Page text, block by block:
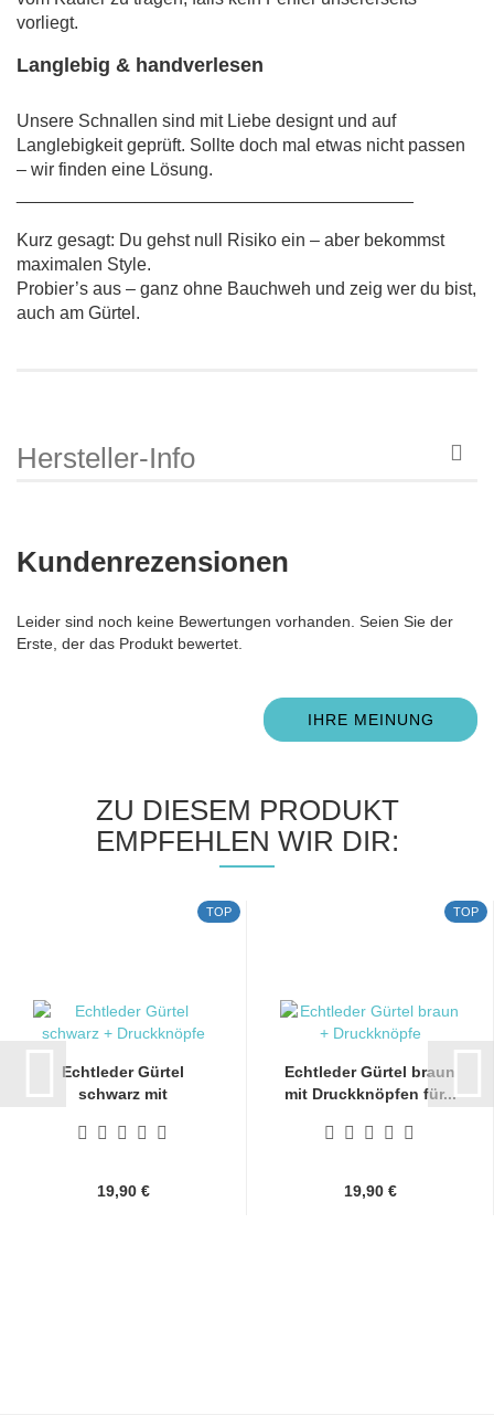
vorliegt.
Langlebig & handverlesen
Unsere Schnallen sind mit Liebe designt und auf
Langlebigkeit geprüft. Sollte doch mal etwas nicht passen
– wir finden eine Lösung.
Kurz gesagt: Du gehst null Risiko ein – aber bekommst
maximalen Style.
Probier’s aus – ganz ohne Bauchweh und zeig wer du bist,
auch am Gürtel.
Hersteller-Info
Kundenrezensionen
Leider sind noch keine Bewertungen vorhanden. Seien Sie der
Erste, der das Produkt bewertet.
IHRE MEINUNG
ZU DIESEM PRODUKT
EMPFEHLEN WIR DIR:
TOP
Echtleder Gürtel
schwarz mit
19,90 €
TOP
Echtleder Gürtel braun
mit Druckknöpfen für...
19,90 €